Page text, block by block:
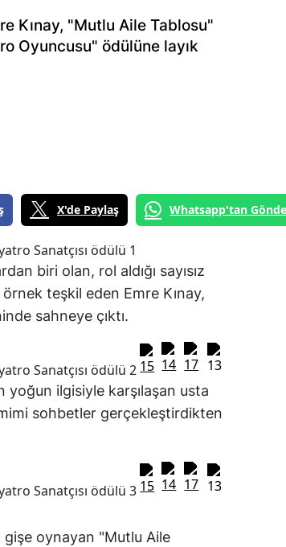
Kınay, "Mutlu Aile Tablosu"
Oyuncusu" ödülüne layık
X'de Paylaş Whatsapp'tan
biri olan, rol aldığı sayısız
teşkil eden Emre Kınay,
sahneye çıktı.
yoğun ilgisiyle karşılaşan usta
sohbetler gerçekleştirdikten
gişe oynayan "Mutlu Aile